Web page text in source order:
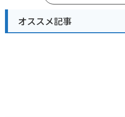
オススメ記事